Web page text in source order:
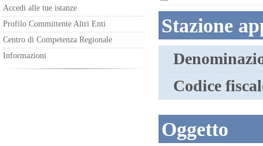
Accedi alle tue istanze
Profilo Committente Altri Enti
Centro di Competenza Regionale
Informazioni
Stazione
Codice
Oggetto